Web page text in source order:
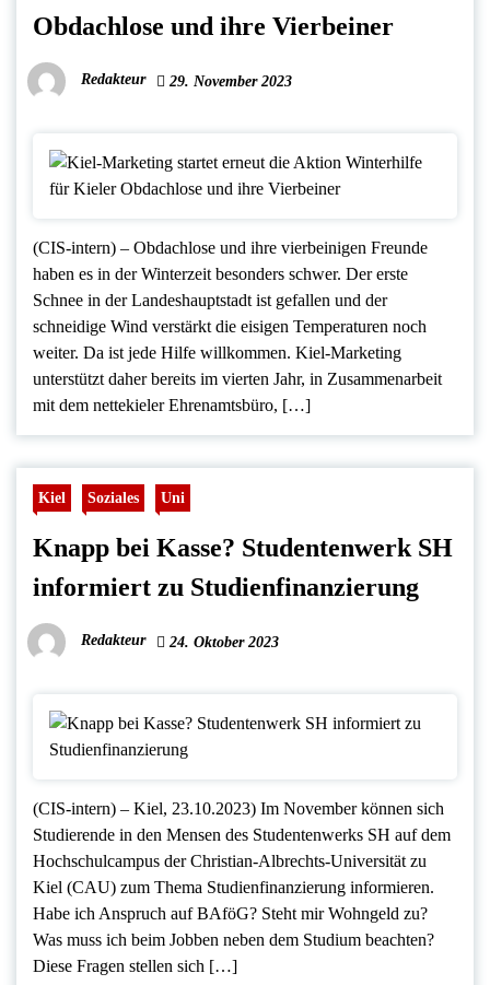
Obdachlose und ihre Vierbeiner
Redakteur 29. November 2023
(CIS-intern) – Obdachlose und ihre vierbeinigen Freunde
haben es in der Winterzeit besonders schwer. Der erste
Schnee in der Landeshauptstadt ist gefallen und der
schneidige Wind verstärkt die eisigen Temperaturen noch
weiter. Da ist jede Hilfe willkommen. Kiel-Marketing
unterstützt daher bereits im vierten Jahr, in Zusammenarbeit
mit dem nettekieler Ehrenamtsbüro, […]
Kiel Soziales Uni
Knapp bei Kasse? Studentenwerk SH
informiert zu Studienfinanzierung
Redakteur 24. Oktober 2023
(CIS-intern) – Kiel, 23.10.2023) Im November können sich
Studierende in den Mensen des Studentenwerks SH auf dem
Hochschulcampus der Christian-Albrechts-Universität zu
Kiel (CAU) zum Thema Studienfinanzierung informieren.
Habe ich Anspruch auf BAföG? Steht mir Wohngeld zu?
Was muss ich beim Jobben neben dem Studium beachten?
Diese Fragen stellen sich […]